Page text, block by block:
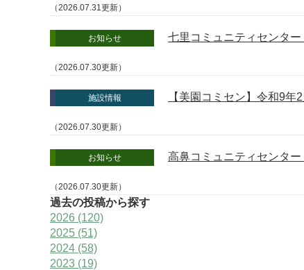
（2026.07.31更新）
お知らせ 七里コミュニティセンタ
（2026.07.30更新）
施設情報 【美園コミセン】令和9年
（2026.07.30更新）
お知らせ 高鼻コミュニティセンタ
（2026.07.30更新）
過去の投稿から探す
2026 (120)
2025 (51)
2024 (58)
2023 (19)